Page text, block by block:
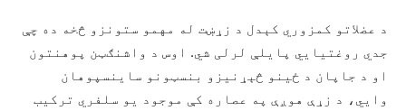
د عضلاتو کمزوري کېدل د زړښت له مهمو ستونزو څخه ده چې
جدي روغتیايي پایلې لرلی شي. اوس د واشنګټن پوهنتون
او د جاپان د ځینو څېړنیزو بنسټونو ساینسپوهان
وایي، د زړې هوږې په عصاره کې موجود یو سلفري ترکیب